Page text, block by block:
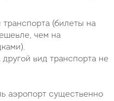
(билеты на
чем на
вид транспорта не
аэропорт существенно